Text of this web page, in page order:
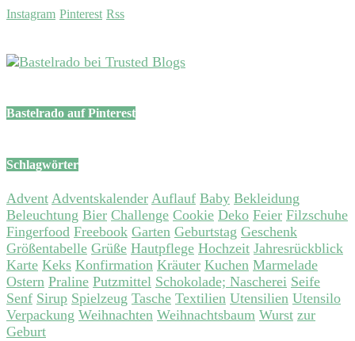
Instagram Pinterest Rss
Bastelrado auf Pinterest
Schlagwörter
Advent Adventskalender Auflauf Baby Bekleidung
Beleuchtung Bier Challenge Cookie Deko Feier Filzschuhe
Fingerfood Freebook Garten Geburtstag Geschenk
Größentabelle Grüße Hautpflege Hochzeit Jahresrückblick
Karte Keks Konfirmation Kräuter Kuchen Marmelade
Ostern Praline Putzmittel Schokolade; Nascherei Seife
Senf Sirup Spielzeug Tasche Textilien Utensilien Utensilo
Verpackung Weihnachten Weihnachtsbaum Wurst zur
Geburt